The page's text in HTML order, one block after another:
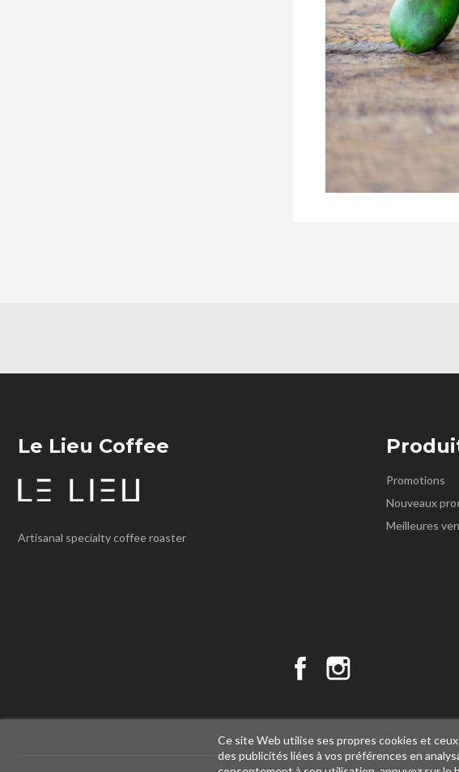
Le Lieu Coffee
Artisanal specialty coffee roaster
Promotions
Nouveaux
Meilleures
Ce site Web utilise ses propres cookies et
des publicités liées à vos préférences en
Facebook